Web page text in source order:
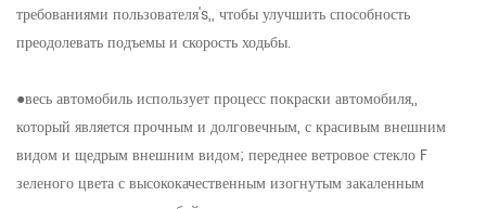
требованиями пользователя's,, чтобы улучшить способность
преодолевать подъемы и скорость ходьбы.
●весь автомобиль использует процесс покраски автомобиля,,
который является прочным и долговечным, с красивым внешним
видом и щедрым внешним видом; переднее ветровое стекло F
зеленого цвета с высококачественным изогнутым закаленным